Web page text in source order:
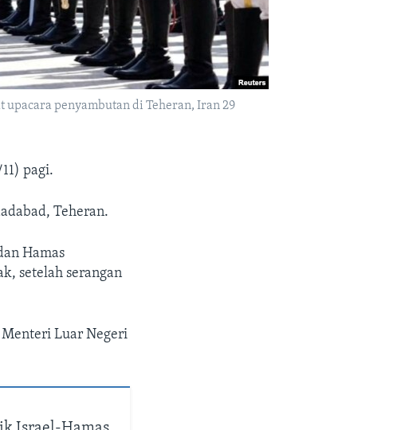
penyambutan di Teheran, Iran 29
pagi.
Teheran.
Hamas
setelah serangan
Luar Negeri